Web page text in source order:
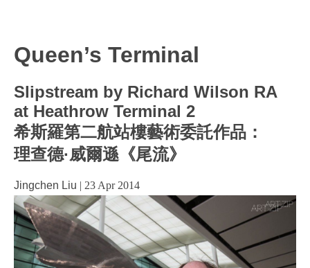
Queen’s Terminal
Slipstream by Richard Wilson RA
at Heathrow Terminal 2
希斯羅第二航站樓藝術委託作品：
理查德·威爾遜《尾流》
Jingchen Liu | 23 Apr 2014